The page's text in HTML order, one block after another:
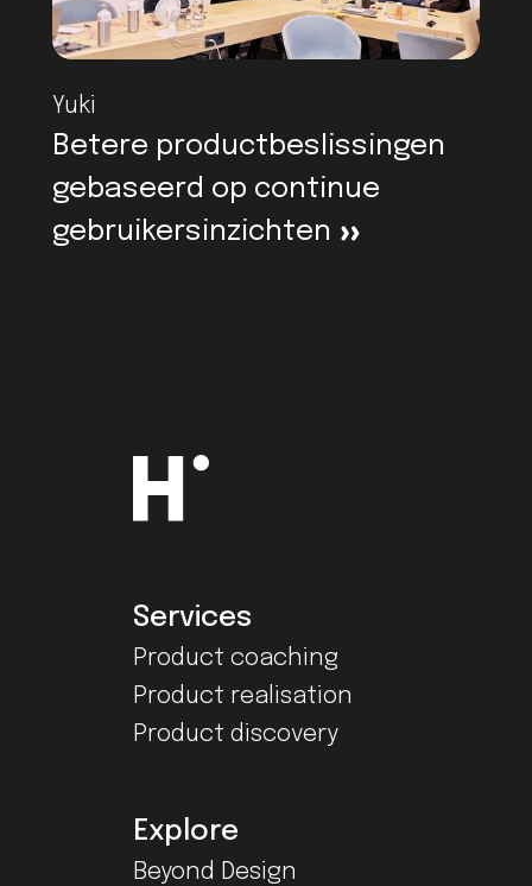
Yuki
Betere productbeslissingen
gebaseerd op continue
gebruikersinzichten >
Services
Product coaching
Product realisation
Product discovery
Explore
Beyond Design